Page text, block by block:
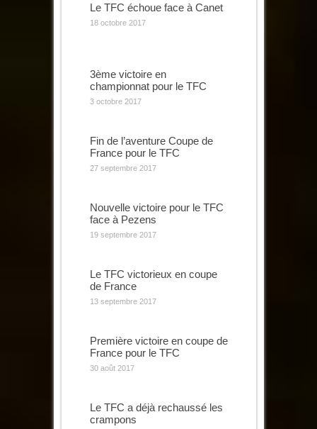
Le TFC échoue face à Canet
18 octobre 2017
3ème victoire en
championnat pour le TFC
3 octobre 2017
Fin de l’aventure Coupe de
France pour le TFC
27 septembre 2017
Nouvelle victoire pour le TFC
face à Pezens
19 septembre 2017
Le TFC victorieux en coupe
de France
13 septembre 2017
Première victoire en coupe de
France pour le TFC
30 août 2017
Le TFC a déjà rechaussé les
crampons